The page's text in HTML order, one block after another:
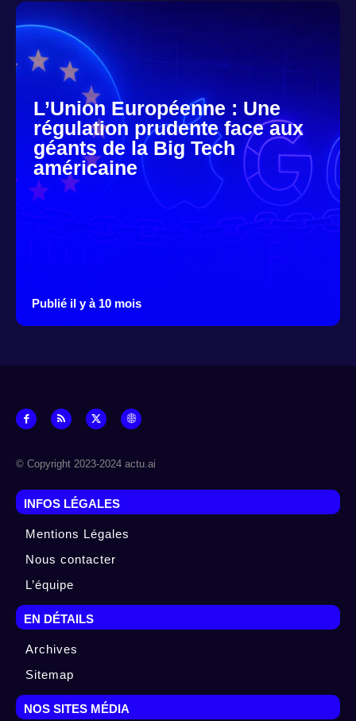
L’Union Européenne : Une
régulation prudente face aux
géants de la Big Tech
américaine
Publié il y à 10 mois
© Copyright 2023-2024 actu.ai
INFOS LÉGALES
Mentions Légales
Nous contacter
L’équipe
EN DÉTAILS
Archives
Sitemap
NOS SITES MÉDIA